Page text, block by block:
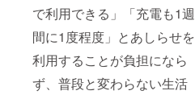
で利用できる」「充電も1週
間に1度程度」とあしらせを
利用することが負担になら
ず、普段と変わらない生活